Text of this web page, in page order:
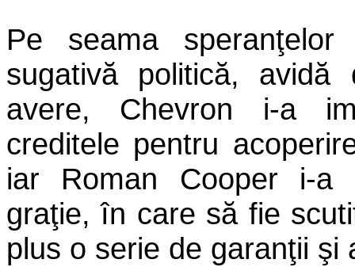
Pe seama
sugativă politică,
avere, Chevron i-a
creditele pentru
iar Roman Cooper i-
graţie, în care să fie
plus o serie de garanţii şi